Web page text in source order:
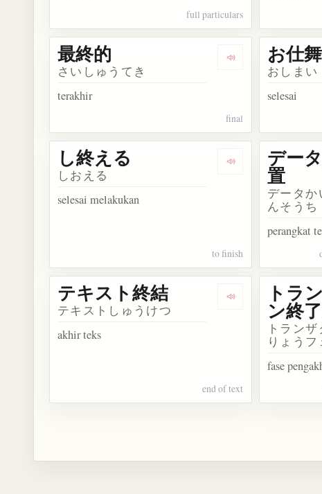
full particulars
Dengarkan kosakata
最終的
さいしゅうてき
terakhir
final
お仕
おしまい
selesai
Dengarkan
し終える
しおえる
selesai melakukan
to finish
デー
置
データか
んそうち
perangkat
Dengarkan
テキスト終結
テキストしゅうけつ
akhir teks
end of text
トラ
ン終
トラン
りょうフ
fase